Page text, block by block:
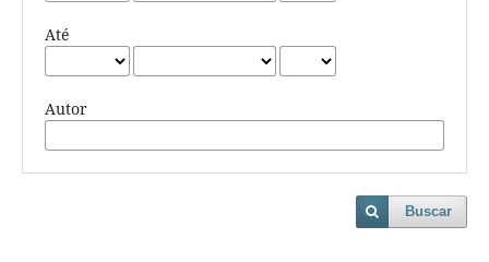
Até
Autor
Buscar